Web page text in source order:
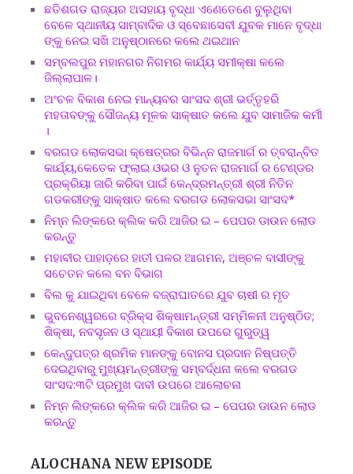
ଛତିଶଗଡ ରାଜ୍ୟର ଅସହାୟ ବୃଦ୍ଧା ଏଣେତେଣେ ବୁଲୁଥିବା
ବେଳେ ସ୍ଥାନୀୟ ସାମ୍ବାଦିକ ଓ ସ୍ବେଛାସେବୀ ଯୁବକ ମାନେ ବୃଦ୍ଧା
ଙ୍କୁ ନେଇ ସଖି ଅନୁଷ୍ଠାନରେ କଲେ ଥଇଥାନ
ସମ୍ବଲପୁର ମହାନଗର ନିଗମର କାର୍ଯ୍ୟ ସମୀକ୍ଷା କଲେ
ଜିଲ୍ଲାପାଳ।
ଅଂଚଳ ବିକାଶ ନେଇ ମାନ୍ୟବର ସାଂସଦ ଶ୍ରୀ ଭର୍ତ୍ତୃହରି
ମହତାବଙ୍କୁ ସୌଜନ୍ୟ ମୂଳକ ସାକ୍ଷାତ କଲେ ଯୁବ ସାମାଜିକ କର୍ମୀ
।
ବରଗଡ ଲୋକସଭା କ୍ଷେତ୍ରର ବିଭିନ୍ନ ରାଜମାର୍ଗ ର ତ୍ବରାନ୍ବିତ
କାର୍ଯ୍ୟ,କେତେକ ଫ୍ଲାଇ ଓଭର ଓ ନୁତନ ରାଜମାର୍ଗ ର ଟେଣ୍ଡର
ପ୍ରକ୍ରିୟା ଜାରି କରିବା ପାଇଁ କେନ୍ଦ୍ରମନ୍ତ୍ରୀ ଶ୍ରୀ ନିତିନ
ଗଡକରୀଙ୍କୁ ସାକ୍ଷାତ କଲେ ବରଗଡ ଲୋକସଭା ସାଂସଦ*
ନିମ୍ନ ଲିଙ୍କରେ କ୍ଲିକ କରି ଆଜିର ଇ – ପେପର ଡାଉନ ଲୋଡ
କରନ୍ତୁ
ମହାବୀର ପାହାଡ଼ରେ ହାତୀ ପଳର ଆଗମନ, ଅଞ୍ଚଳ ବାସୀଙ୍କୁ
ସଚେତନ କଲେ ବନ ବିଭାଗ
ବିଲ କୁ ଯାଇଥିବା ବେଳେ ବଜ୍ରାଘାତରେ ଯୁବ ଚାଷୀ ର ମୃତ
ଭୁବନେଶ୍ୱରରେ ବ୍ରିକ୍ସ ଶିକ୍ଷାମନ୍ତ୍ରୀ ସମ୍ମିଳନୀ ଅନୁଷ୍ଠିତ;
ଶିକ୍ଷା, ନବସୃଜନ ଓ ସ୍ଥାୟୀ ବିକାଶ ଉପରେ ଗୁରୁତ୍ୱ
କେନ୍ଦୁପତ୍ର ଶ୍ରମିକ ମାନଙ୍କୁ ବୋନସ ପ୍ରଦାନ ନିଷ୍ପତ୍ତି
ଦେଇଥିବାରୁ ମୁଖ୍ୟମନ୍ତ୍ରୀଙ୍କୁ ସମ୍ବର୍ଦ୍ଧନା କଲେ ବରଗଡ
ସାଂସଦ:୩ଟି ପ୍ରମୁଖ ଦାବୀ ଉପରେ ଆଲୋଚନା
ନିମ୍ନ ଲିଙ୍କରେ କ୍ଲିକ କରି ଆଜିର ଇ – ପେପର ଡାଉନ ଲୋଡ
କରନ୍ତୁ
ALOCHANA NEW EPISODE